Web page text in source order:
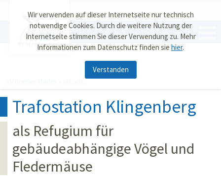
Wir verwenden auf dieser Internetseite nur technisch
notwendige Cookies. Durch die weitere Nutzung der
Internetseite stimmen Sie dieser Verwendung zu. Mehr
Informationen zum Datenschutz finden sie hier.
Verstanden
RV Dresden-Meißen
Aktuelles
Trafostation Klingenberg
als Refugium für
gebäudeabhängige Vögel und
Fledermäuse